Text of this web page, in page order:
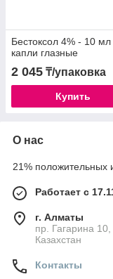
Бестоксол 4% - 10 мл
капли глазные
2 045 ₸/упаковка
Купить
О нас
21% положительных
Работает с
г. Алматы
пр. Гагарина
Казахстан
Контакты